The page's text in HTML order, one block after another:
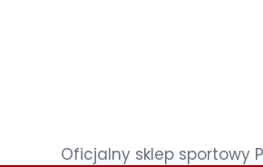
Oficjalny sklep sportowy